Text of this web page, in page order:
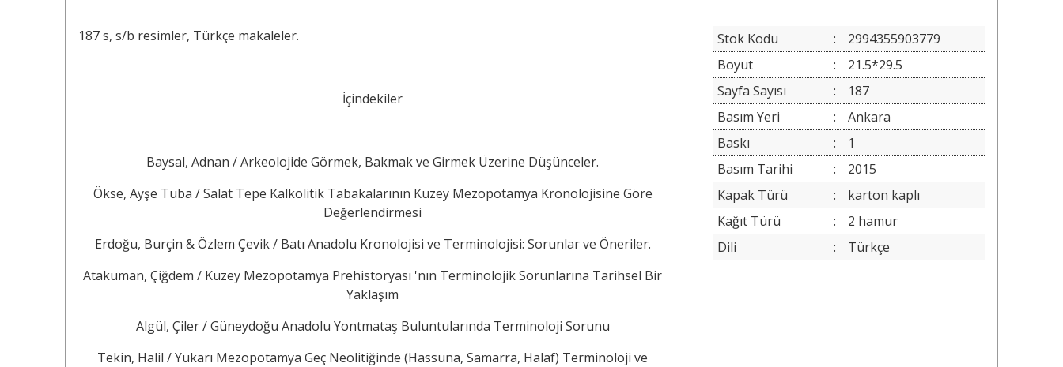
187 s, s/b resimler, Türkçe makaleler.
İçindekiler
Baysal, Adnan / Arkeolojide Görmek, Bakmak ve Girmek Üzerine Düşünceler.
Ökse, Ayşe Tuba / Salat Tepe Kalkolitik Tabakalarının Kuzey Mezopotamya Kronolojisine Göre
Değerlendirmesi
Erdoğu, Burçin & Özlem Çevik / Batı Anadolu Kronolojisi ve Terminolojisi: Sorunlar ve Öneriler.
Atakuman, Çiğdem / Kuzey Mezopotamya Prehistoryası 'nın Terminolojik Sorunlarına Tarihsel Bir
Yaklaşım
Algül, Çiler / Güneydoğu Anadolu Yontmataş Buluntularında Terminoloji Sorunu
Tekin, Halil / Yukarı Mezopotamya Geç Neolitiğinde (Hassuna, Samarra, Halaf) Terminoloji ve
Stok Kodu :
2994355903779
Boyut
:
21.5*29.5
Sayfa Sayısı
:
187
Basım Yeri
:
Ankara
Baskı
:
1
Basım Tarihi
:
2015
Kapak Türü
:
karton kaplı
Kağıt Türü
:
2 hamur
Dili
: Türkçe